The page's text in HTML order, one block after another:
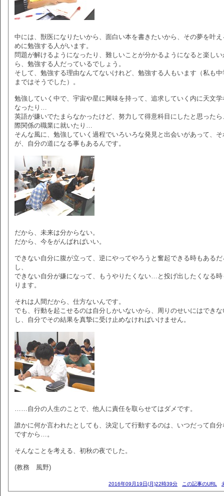
中には、獣医になりたいから、面白い本を書きたいから、その夢を叶え
めに勉強する人がいます。
問題が解けるようになったり、難しいことが分かるようになると楽しい
ら、勉強する人だっているでしょう。
そして、勉強する理由なんてないけれど、勉強する人もいます（私も中
まではそうでした）。
勉強していく中で、宇宙や星に興味を持って、追求していく内に天文学
なったり…
英語が嫌いでたまらなかったけど、努力して得意科目にしたと思ったら
際関係の職業に就いたり…
そんな風に、勉強していく過程でいろいろな発見と出会いがあって、そ
が、自分の道になる事もあるんです。
だから、未来は分からない。
だから、今をがんばればいい。
できない自分に腹が立って、逆にやってやろうと奮起できる時もあるだ
し、
できない自分が嫌になって、もうやりたくない…と投げ出したくなる時
ります。
それは人間だから、仕方ないんです。
でも、行動を起こせるのは自分しかいないから、周りのせいにはできな
し、自分でその結果を真摯に受け止めなければいけません。
……自分の人生のことで、他人に責任を取らせてはダメです。
誰かに何か言われたとしても、決定して行動するのは、いつだって自分
ですから…。
そんなことを考える、初秋の夜でした。
(教務 風野)
2016年09月19日(月)22時39分 この記事のURL